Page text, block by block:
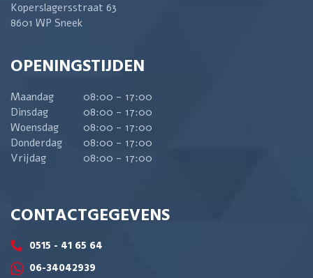
Koperslagersstraat 63
8601 WP Sneek
OPENINGSTIJDEN
Maandag
08:00 - 17:00
Dinsdag
08:00 - 17:00
Woensdag
08:00 - 17:00
Donderdag
08:00 - 17:00
Vrijdag
08:00 - 17:00
CONTACTGEGEVENS
0515 - 41 65 64
06-34042939